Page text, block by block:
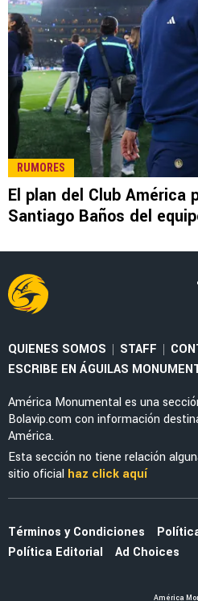
LEE TAMBIÉN
NOTICIAS
Emilio Azcárraga lanza
Eliminación de la